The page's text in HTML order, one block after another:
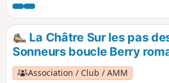
en boucle, entre Berry et Bourbonnais,
Huriel, à travers les départements de
l'Allier.La Châtre Sur les pas
Sonneurs boucle Berry
Association / Club / AMM